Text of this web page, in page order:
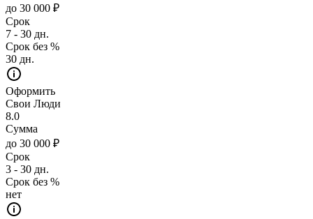
до 30 000 ₽
Срок
7 - 30 дн.
Срок без %
30 дн.
Оформить
Свои Люди
8.0
Сумма
до 30 000 ₽
Срок
3 - 30 дн.
Срок без %
нет